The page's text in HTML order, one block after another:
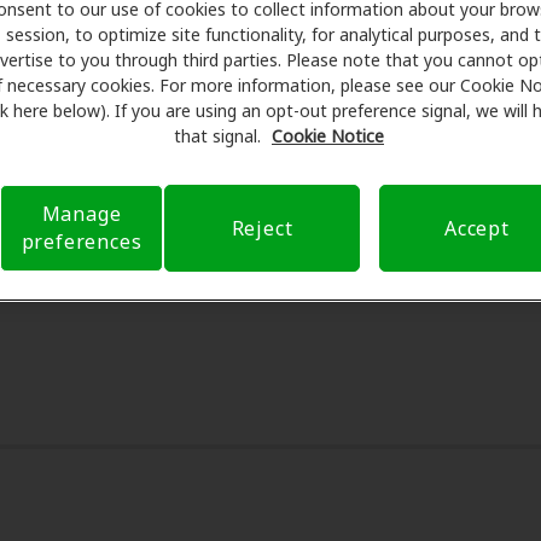
to our use of cookies to collect information about your
session, to optimize site functionality, for analytical purposes, and
to you through third parties. Please note that you cannot
necessary cookies. For more information, please see our Cookie
here below). If you are using an opt-out preference signal, we will
that signal. Cookie Notice
Manage
preferences
Reject Accept
se asocia con muchos planes de beneficios y clínicas
especiales en audífonos y atención auditiva.
exámenes con profesionales licenciados para
de su consulta en Audiology Services, Amplifon Hearing
para reducir sus gastos de bolsillo y de presentar
de atención auditiva y liberarlo de
el seguro y con opciones de pago flexibles cuando